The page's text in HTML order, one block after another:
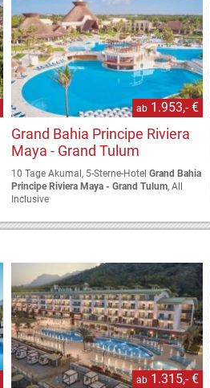
ab1.953,- €
Grand Bahia Principe Riviera
Maya - Grand Tulum
10 Tage Akumal, 5-Sterne-Hotel Grand Bahia
Principe Riviera Maya - Grand Tulum, All
Inclusive
ab1.315,- €